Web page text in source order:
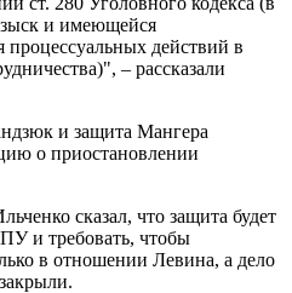
и имеющейся
действий в
– рассказали
и защита Мангера
о приостановлении
сказал, что защита будет
и требовать, чтобы
в отношении Левина, а дело